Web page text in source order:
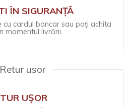
ÎN SIGURANȚĂ
cardul bancar sau poți achita
momentul livrării.
UȘOR